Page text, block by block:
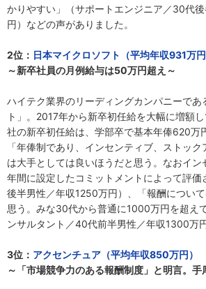
かりやすい」（サポートエンジニア／30代
円）などの声がありました。
2位： 日本マイクロソフト（平均年収931万円
～新卒社員の月例給与は50万円超え～
ハイテク業界のリーディングカンパニーであ
ト」。2017年から新卒初任給を大幅に増額
社の新卒初任給は、学部卒で基本年俸620万
「年俸制であり、インセンティブ、ストッ
は大手としては良いほうだと思う。なおイン
年間に設定したコミットメントによって評
後半男性／年収1250万円）、「報酬につい
思う。みな30代から普通に1000万円を超え
ンサルタント／40代前半男性／年収1300万
3位： アクセンチュア（平均年収850万円）
～「市場競争力のある報酬制度」と明言。手